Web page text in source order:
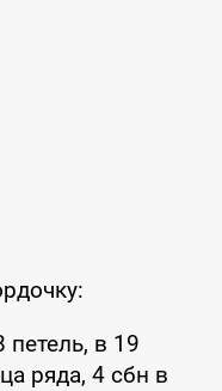
петель, в 19
ряда, 4 сбн в